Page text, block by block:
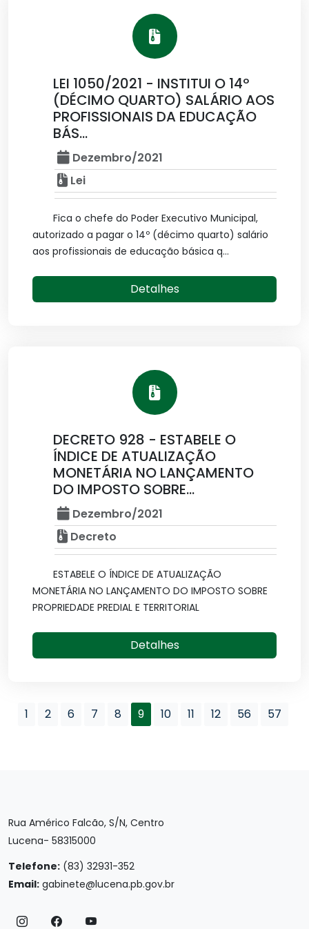
LEI 1050/2021 - INSTITUI O 14º
(DÉCIMO QUARTO) SALÁRIO AOS
PROFISSIONAIS DA EDUCAÇÃO
BÁS...
Dezembro/2021
Lei
Fica o chefe do Poder Executivo Municipal,
autorizado a pagar o 14º (décimo quarto) salário
aos profissionais de educação básica q...
Detalhes
DECRETO 928 - ESTABELE O
ÍNDICE DE ATUALIZAÇÃO
MONETÁRIA NO LANÇAMENTO
DO IMPOSTO SOBRE...
Dezembro/2021
Decreto
ESTABELE O ÍNDICE DE ATUALIZAÇÃO
MONETÁRIA NO LANÇAMENTO DO IMPOSTO SOBRE
PROPRIEDADE PREDIAL E TERRITORIAL
Detalhes
1 2 6 7 8 9 10 11 12 56 57
Rua Américo Falcão, S/N, Centro
Lucena- 58315000
Telefone: (83) 32931-352
Email: gabinete@lucena.pb.gov.br